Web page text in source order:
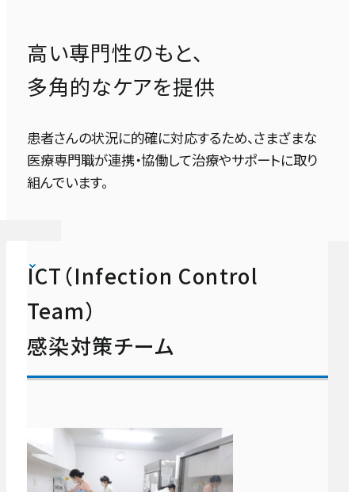
脳神経内科
包括的がん診療センター（腫瘍内科）
腎臓内科
外科・肝胆膵外科・消化管外科
放射線室
栄養管理室
臨床心理室
室
総合相談部門
医療福祉相談室
地域医療連携室
救急医療
がん医療
チーム医療
実績
広報
活動・取り組み
医療関係の方
高い専門性のもと、
多角的なケアを提供
患者さんの状況に的確に対応するため、さまざまな
医療専門職が連携・協働して治療やサポートに取り
組んでいます。
ICT（Infection Control
Team）
感染対策チーム
ICT
感
染
対
策
チ
ー
AST
抗
菌
薬
適
正
使
援
ーム
NST
栄
養サ
ポー
トチ
ーム
褥
瘡
（じ
ょく
そ
う）
対
ー
認
知
症
ケ
ア
チ
ー
緩
和
ケ
ア
チ
ー
ム
RST
呼
吸サ
ポー
トチ
ーム
RRT
院内
迅速
対応
チー
ム
チ
ー
ム
骨
心